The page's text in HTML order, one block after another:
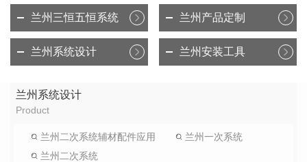
兰州三恒五恒系统 兰州产品定制
兰州系统设计 兰州安装工具
兰州系统设计
Product
兰州二次系统辅材配件应用
兰州一次系统
兰州二次系统